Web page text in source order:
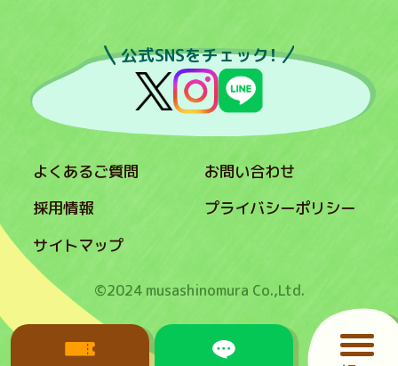
公式SNSをチェック！
よくあるご質問
お問い合わせ
採用情報
プライバシーポリシー
サイトマップ
©2024 musashinomura Co.,Ltd.